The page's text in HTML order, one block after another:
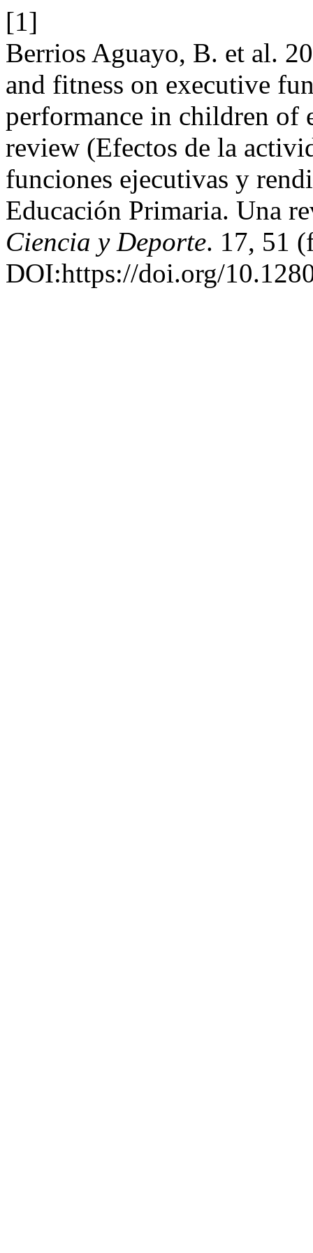
[1]
Berrios Aguayo, B. et al.
and fitness on executive
performance in children of
review (Efectos de la
funciones ejecutivas y
Educación Primaria. Una
Ciencia y Deporte. 17, 51
DOI:https://doi.org/